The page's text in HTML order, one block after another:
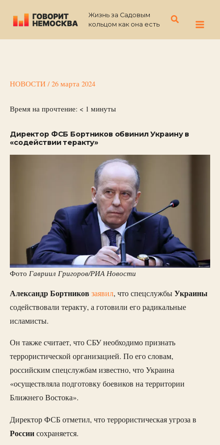
содержимому
Жизнь за Садовым
кольцом как она есть
Поиск
НОВОСТИ / 26 марта 2024
Время на прочтение: < 1 минуты
Директор ФСБ Бортников обвинил Украину в
«содействии теракту»
Фото Гавриил Григоров/РИА Новости
Александр Бортников заявил, что спецслужбыУкраины
содействовали теракту, а готовили его радикальные
исламисты.
Он также считает, что СБУ необходимо признать
террористической организацией. По его словам,
российским спецслужбам известно, что Украина
«осуществляла подготовку боевиков на территории
Ближнего Востока».
Директор ФСБ отметил, что террористическая угроза в
Россиисохраняется.